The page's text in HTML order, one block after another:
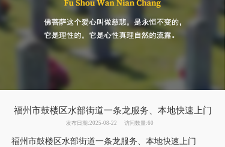
福州市鼓楼区水部街道一条龙服务、本地快速上门
发布日期:2025-08-22 访问数量:60
福州 市鼓楼区水部街道一条龙服务、 本地快速上门